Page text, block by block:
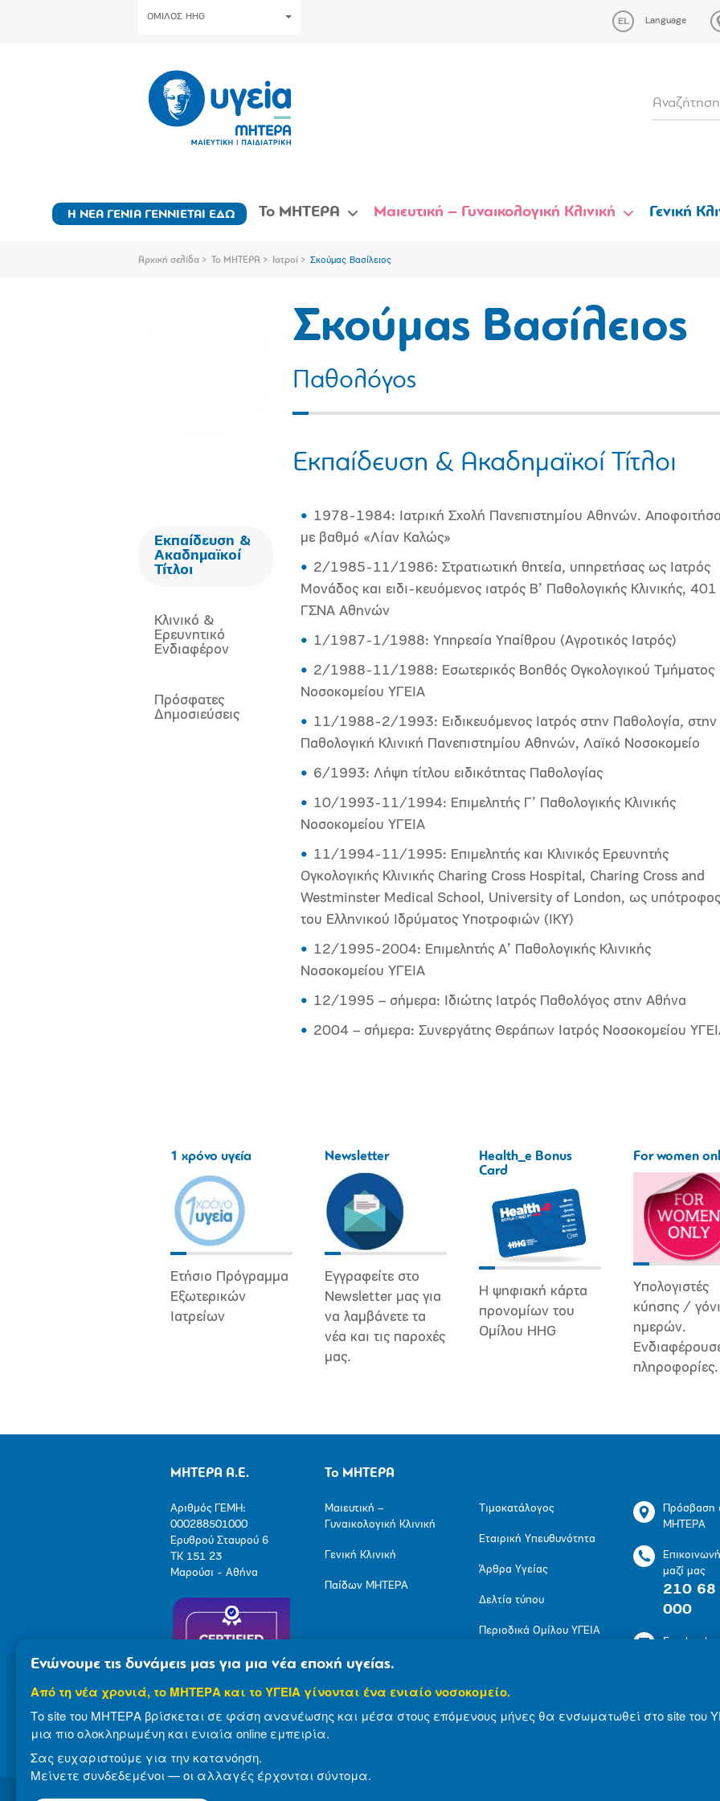
ΟΜΙΛΟΣ HHG Language
Η ΝΕΑ ΓΕΝΙΑ ΓΕΝΝΙΕΤΑΙ ΕΔΩ Το ΜΗΤΕΡΑ Μαιευτική – Γυναικολογική Κλινική Γενική
Αρχική σελίδα Το ΜΗΤΕΡΑ Ιατροί Σκούμας Βασίλειος
Σκούμας Βασίλειος
Παθολόγος
Εκπαίδευση &
Ακαδημαϊκοί
Τίτλοι
Κλινικό &
Ερευνητικό
Ενδιαφέρον
Πρόσφατες
Δημοσιεύσεις
Εκπαίδευση & Ακαδημαϊκοί Τίτλοι
1978-1984: Ιατρική Σχολή Πανεπιστημίου Αθηνών.
με βαθμό «Λίαν Καλώς»
2/1985-11/1986: Στρατιωτική θητεία, υπηρετήσας ως Ιατρός
Μονάδος και ειδι-κευόμενος ιατρός Β’ Παθολογικής Κλινικής, 401
ΓΣΝΑ Αθηνών
1/1987-1/1988: Υπηρεσία Υπαίθρου (Αγροτικός Ιατρός)
2/1988-11/1988: Εσωτερικός Βοηθός Ογκολογικού Τμήματος
Νοσοκομείου ΥΓΕΙΑ
11/1988-2/1993: Ειδικευόμενος Ιατρός στην Παθολογία, στην
Παθολογική Κλινική Πανεπιστημίου Αθηνών, Λαϊκό Νοσοκομείο
6/1993: Λήψη τίτλου ειδικότητας Παθολογίας
10/1993-11/1994: Επιμελητής Γ’ Παθολογικής Κλινικής
Νοσοκομείου ΥΓΕΙΑ
11/1994-11/1995: Επιμελητής και Κλινικός Ερευνητής
Ογκολογικής Κλινικής Charing Cross Hospital, Charing Cross and
Westminster Medical School, University of London, ως υπότροφος
του Ελληνικού Ιδρύματος Υποτροφιών (ΙΚΥ)
12/1995-2004: Επιμελητής Α’ Παθολογικής Κλινικής
Νοσοκομείου ΥΓΕΙΑ
12/1995 – σήμερα: Ιδιώτης Ιατρός Παθολόγος στην Αθήνα
2004 – σήμερα: Συνεργάτης Θεράπων Ιατρός Νοσοκομείου
1 χρόνο υγεία
Ετήσιο Πρόγραμμα
Εξωτερικών
Ιατρείων
Newsletter
Εγγραφείτε στο
Newsletter μας για
να λαμβάνετε τα
νέα και τις παροχές
μας.
Health_e Bonus
Card
Η ψηφιακή κάρτα
προνομίων του
Ομίλου HHG
For women
Υπολογιστές
κύησης /
ημερών.
πληροφορίες.
ΜΗΤΕΡΑ Α.Ε.
Αριθμός ΓΕΜΗ:
000288501000
Ερυθρού Σταυρού 6
ΤΚ 151 23
Μαρούσι - Αθήνα
Το ΜΗΤΕΡΑ
Μαιευτική –
Γυναικολογική Κλινική
Γενική Κλινική
Παίδων ΜΗΤΕΡΑ
Τιμοκατάλογος
Εταιρική Υπευθυνότητα
Άρθρα Υγείας
Δελτία τύπου
Περιοδικά Ομίλου ΥΓΕΙΑ
Δεδομένων
Πολιτική Cookies
Πρόσβαση
ΜΗΤΕΡΑ
μαζί μας
210 68
000
Facebook
Youtube
Ενώνουμε τις δυνάμεις μας για μια νέα εποχή υγείας.
Από τη νέα χρονιά, το ΜΗΤΕΡΑ και το ΥΓΕΙΑ γίνονται ένα ενιαίο νοσοκομείο.
Το site του ΜΗΤΕΡΑ βρίσκεται σε φάση ανανέωσης και μέσα στους επόμενους μήνες θα ενσωματωθεί στο site του
μια πιο ολοκληρωμένη και ενιαία online εμπειρία.
Σας ευχαριστούμε για την κατανόηση.
Μείνετε συνδεδεμένοι — οι αλλαγές έρχονται σύντομα.